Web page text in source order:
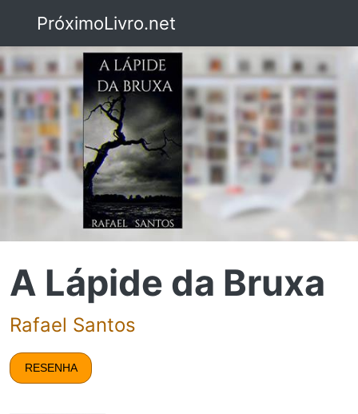
PróximoLivro.net
A Lápide da Bruxa
Rafael Santos
RESENHA